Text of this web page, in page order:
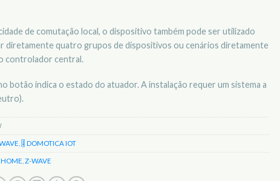
de comutação local, o dispositivo também pode ser utilizado
diretamente quatro grupos de dispositivos ou cenários diretamente
controlador central.
botão indica o estado do atuador. A instalação requer um sistema a
🎚️ DOMOTICA IOT
Z-WAVE